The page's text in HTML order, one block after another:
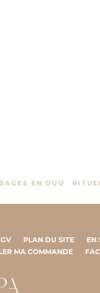
EN DUO
PLAN DU SITE EN
MA COMMANDE